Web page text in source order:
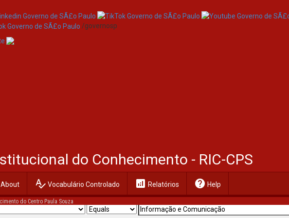
/governosp
do Conhecimento - RIC-CPS
About spellcheck Vocabulário Controlado analytics Relatórios help Help
do Centro Paula Souza